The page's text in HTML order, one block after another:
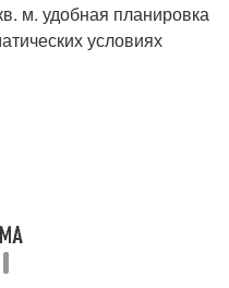
м. удобная планировка
условиях